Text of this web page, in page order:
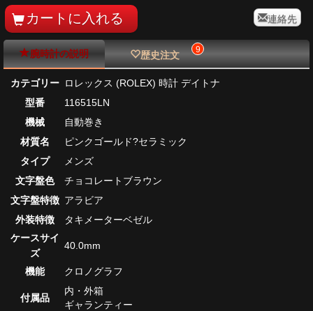
連絡先
腕時計の説明 歴史注文 9
カテゴリー ロレックス (ROLEX) 時計 デイトナ
型番
116515LN
機械
自動巻き
材質名
ピンクゴールド?セラミック
タイプ
メンズ
文字盤色
チョコレートブラウン
文字盤特徴 アラビア
外装特徴
タキメーターベゼル
ケースサイ
ズ
40.0mm
機能 クロノグラフ
付属品
内・外箱
ギャランティー